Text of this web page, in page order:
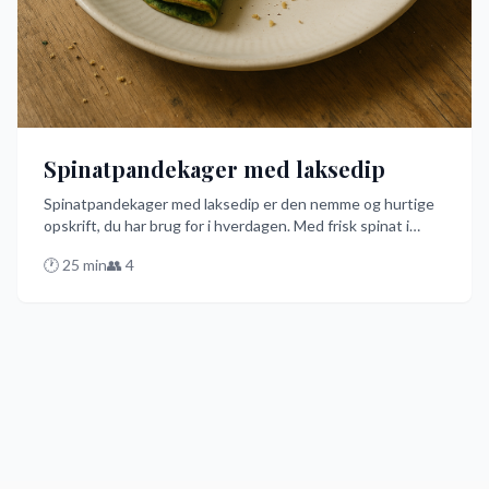
Spinatpandekager med laksedip
Spinatpandekager med laksedip er den nemme og hurtige
opskrift, du har brug for i hverdagen. Med frisk spinat i
du en smagseksplosion, der vil imponere alle. Prøv denne
🕐 25 min👥 4